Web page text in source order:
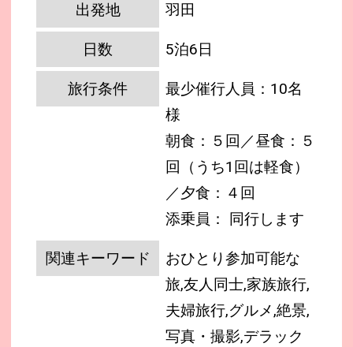
出発地 羽田
日数 5泊6日
旅行条件
最少催行人員：10名
様
朝食：５回／昼食：５
回（うち1回は軽食）
／夕食：４回
添乗員： 同行します
関連キーワード
おひとり参加可能な
旅,友人同士,家族旅行,
夫婦旅行,グルメ,絶景,
写真・撮影,デラック